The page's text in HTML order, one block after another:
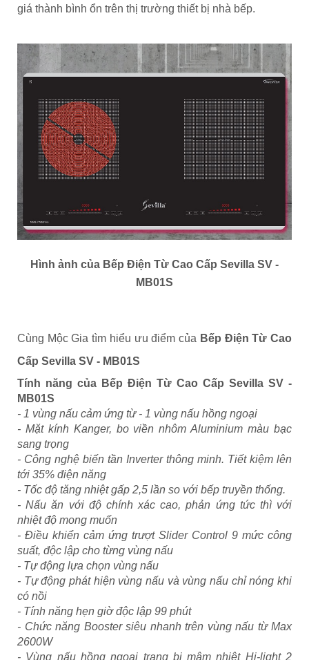
giá thành bình ổn trên thị trường thiết bị nhà bếp.
Hình ảnh của Bếp Điện Từ Cao Cấp Sevilla SV -
MB01S
Cùng Mộc Gia tìm hiểu ưu điểm của Bếp Điện Từ Cao
Cấp Sevilla SV - MB01S
Tính năng của Bếp Điện Từ Cao Cấp Sevilla SV -
MB01S
- 1 vùng nấu cảm ứng từ - 1 vùng nấu hồng ngoại
- Mặt kính Kanger, bo viền nhôm Aluminium màu bạc
sang trọng
- Công nghệ biến tần Inverter thông minh. Tiết kiệm lên
tới 35% điện năng
- Tốc độ tăng nhiệt gấp 2,5 lần so với bếp truyền thống.
- Nấu ăn với độ chính xác cao, phản ứng tức thì với
nhiệt độ mong muốn
- Điều khiển cảm ứng trượt Slider Control 9 mức công
suất, độc lập cho từng vùng nấu
- Tự động lựa chọn vùng nấu
- Tự động phát hiện vùng nấu và vùng nấu chỉ nóng khi
có nồi
- Tính năng hẹn giờ độc lập 99 phút
- Chức năng Booster siêu nhanh trên vùng nấu từ Max
2600W
- Vùng nấu hồng ngoại trang bị mâm nhiệt Hi-light 2